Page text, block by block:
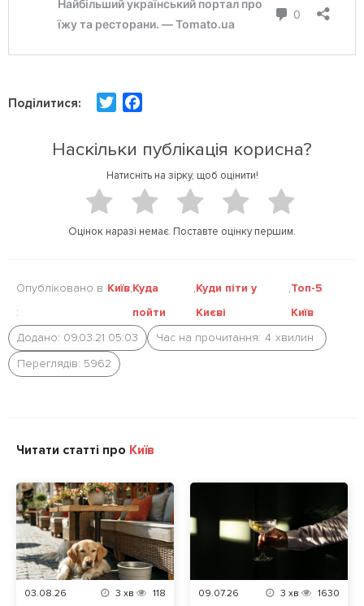
Поділитися:
t
b
o
k
Наскільки публікація корисна?
Натисніть на зірку, щоб оцінити!
Оцінок наразі немає. Поставте оцінку першим.
Опубліковано в
:
Київ,Куда
пойти
,Куди піти у
Києві
,Топ-5
Київ
Додано: 09.03.21 05:03
Час на прочитання: 4 хвилин
Переглядів: 5962
Читати статті про Київ
03.08.26 3 хв 118 09.07.26 3 хв 1630